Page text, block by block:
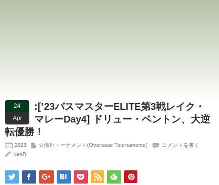
24
Apr
:[’23バスマスターELITE第3戦レイク・
マレーDay4] ドリュー・ベントン、大逆
転優勝！
2023 ☆海外トーナメント(Overseas Tournaments)
コメントを書く
KenD